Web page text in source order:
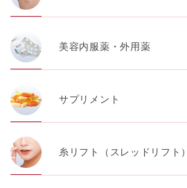
美容内服薬・外用薬
サプリメント
糸リフト（スレッドリフト）